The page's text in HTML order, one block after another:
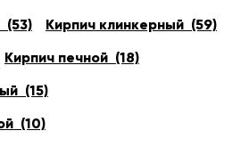
(53)
Кирпич клинкерный (59)
Кирпич печной (18)
(15)
(10)